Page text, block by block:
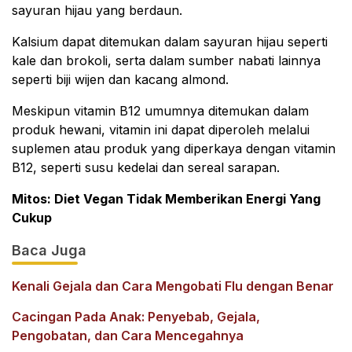
sayuran hijau yang berdaun.
Kalsium dapat ditemukan dalam sayuran hijau seperti
kale dan brokoli, serta dalam sumber nabati lainnya
seperti biji wijen dan kacang almond.
Meskipun vitamin B12 umumnya ditemukan dalam
produk hewani, vitamin ini dapat diperoleh melalui
suplemen atau produk yang diperkaya dengan vitamin
B12, seperti susu kedelai dan sereal sarapan.
Mitos: Diet Vegan Tidak Memberikan Energi Yang
Cukup
Baca Juga
Kenali Gejala dan Cara Mengobati Flu dengan Benar
Cacingan Pada Anak: Penyebab, Gejala,
Pengobatan, dan Cara Mencegahnya